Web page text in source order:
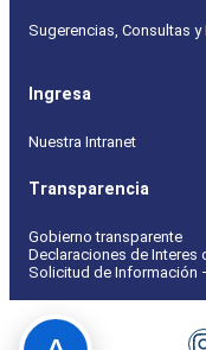
Sugerencias, Consultas y
Ingresa
Nuestra Intranet
Transparencia
Gobierno transparente
Declaraciones de Interes
Solicitud de Información